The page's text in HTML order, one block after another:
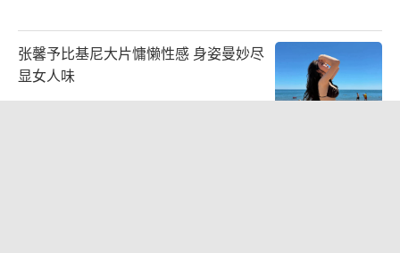
张馨予比基尼大片慵懒性感 身姿曼妙尽
显女人味
2026-07-30 13:39:23